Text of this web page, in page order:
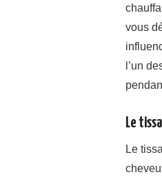
vous
l’un
Le
Le